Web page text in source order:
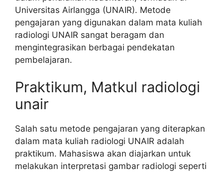
Universitas Airlangga (UNAIR). Metode
pengajaran yang digunakan dalam mata kuliah
radiologi UNAIR sangat beragam dan
mengintegrasikan berbagai pendekatan
pembelajaran.
Praktikum, Matkul radiologi
unair
Salah satu metode pengajaran yang diterapkan
dalam mata kuliah radiologi UNAIR adalah
praktikum. Mahasiswa akan diajarkan untuk
melakukan interpretasi gambar radiologi seperti